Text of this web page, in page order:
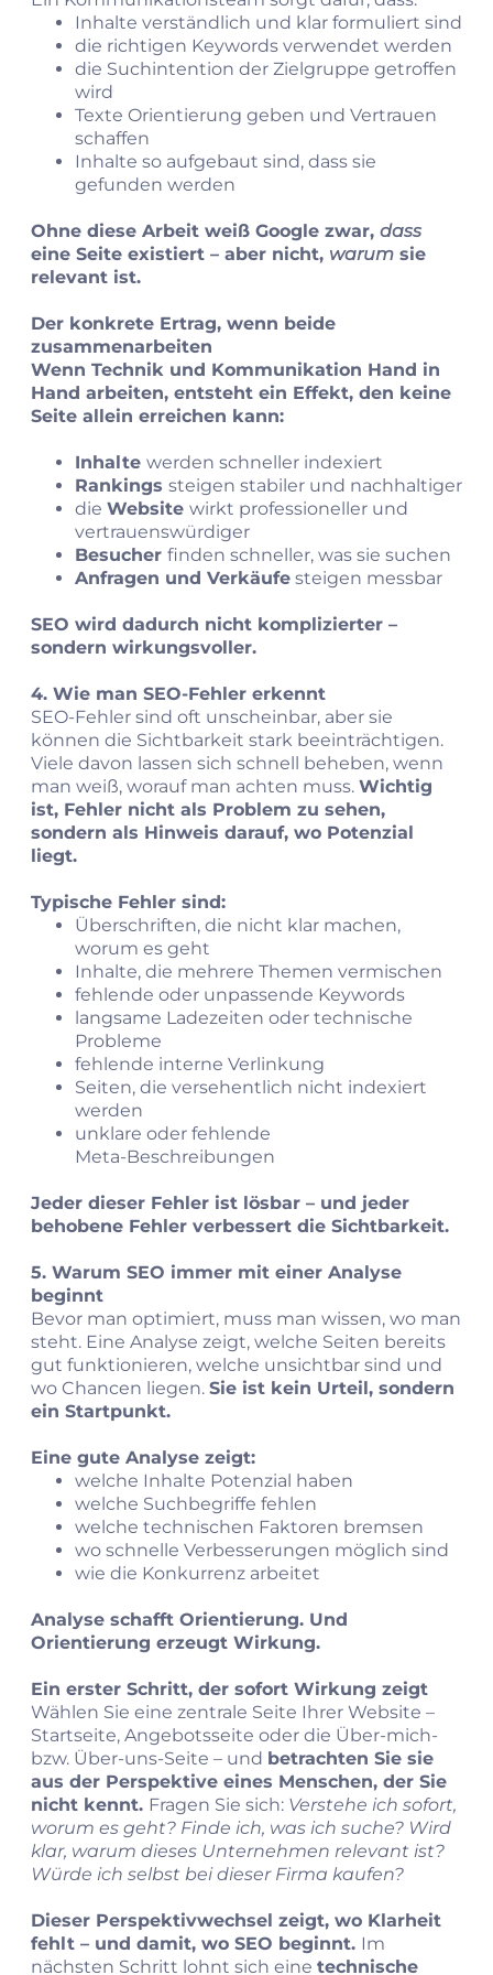
Inhalte verständlich und klar formuliert sind
die richtigen Keywords verwendet werden
die Suchintention der Zielgruppe getroffen
wird
Texte Orientierung geben und Vertrauen
schaffen
Inhalte so aufgebaut sind, dass sie
gefunden werden
Ohne diese Arbeit weiß Google zwar, dass
eine Seite existiert – aber nicht, warum sie
relevant ist.
Der konkrete Ertrag, wenn beide
zusammenarbeiten
Wenn Technik und Kommunikation Hand in
Hand arbeiten, entsteht ein Effekt, den keine
Seite allein erreichen kann:
Inhalte werden schneller indexiert
Rankings steigen stabiler und nachhaltiger
die Website wirkt professioneller und
vertrauenswürdiger
Besucher finden schneller, was sie suchen
Anfragen und Verkäufe steigen messbar
SEO wird dadurch nicht komplizierter –
sondern wirkungsvoller.
4. Wie man SEO‑Fehler erkennt
SEO‑Fehler sind oft unscheinbar, aber sie
können die Sichtbarkeit stark beeinträchtigen.
Viele davon lassen sich schnell beheben, wenn
man weiß, worauf man achten muss. Wichtig
ist, Fehler nicht als Problem zu sehen,
sondern als Hinweis darauf, wo Potenzial
liegt.
Typische Fehler sind:
Überschriften, die nicht klar machen,
worum es geht
Inhalte, die mehrere Themen vermischen
fehlende oder unpassende Keywords
langsame Ladezeiten oder technische
Probleme
fehlende interne Verlinkung
Seiten, die versehentlich nicht indexiert
werden
unklare oder fehlende
Meta‑Beschreibungen
Jeder dieser Fehler ist lösbar – und jeder
behobene Fehler verbessert die Sichtbarkeit.
5. Warum SEO immer mit einer Analyse
beginnt
Bevor man optimiert, muss man wissen, wo man
steht. Eine Analyse zeigt, welche Seiten bereits
gut funktionieren, welche unsichtbar sind und
wo Chancen liegen. Sie ist kein Urteil, sondern
ein Startpunkt.
Eine gute Analyse zeigt:
welche Inhalte Potenzial haben
welche Suchbegriffe fehlen
welche technischen Faktoren bremsen
wo schnelle Verbesserungen möglich sind
wie die Konkurrenz arbeitet
Analyse schafft Orientierung. Und
Orientierung erzeugt Wirkung.
Ein erster Schritt, der sofort Wirkung zeigt
Wählen Sie eine zentrale Seite Ihrer Website –
Startseite, Angebotsseite oder die Über-mich-
bzw. Über‑uns‑Seite – und betrachten Sie sie
aus der Perspektive eines Menschen, der Sie
nicht kennt. Fragen Sie sich: Verstehe ich sofort,
worum es geht? Finde ich, was ich suche? Wird
klar, warum dieses Unternehmen relevant ist?
Würde ich selbst bei dieser Firma kaufen?
Dieser Perspektivwechsel zeigt, wo Klarheit
fehlt – und damit, wo SEO beginnt. Im
nächsten Schritt lohnt sich eine technische